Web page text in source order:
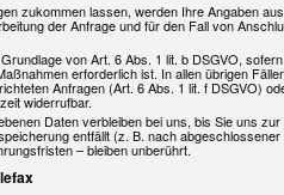
zukommen lassen, werden Ihre Angaben
der Anfrage und für den Fall von
von Art. 6 Abs. 1 lit. b DSGVO,
erforderlich ist. In allen übrigen
Anfragen (Art. 6 Abs. 1 lit. f DSGVO)
widerrufbar.
Daten verbleiben bei uns, bis Sie uns
entfällt (z. B. nach
– bleiben unberührt.